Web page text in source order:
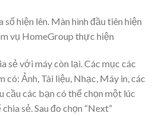
sổ hiện lên. Màn hình đầu tiên hiện
vụ HomeGroup thực hiện
sẻ với máy còn lại. Các mục các
có: Ảnh, Tài liệu, Nhạc, Máy in, các
cầu các bạn có thể chọn một lúc
sẻ. Sau đo chọn “Next”